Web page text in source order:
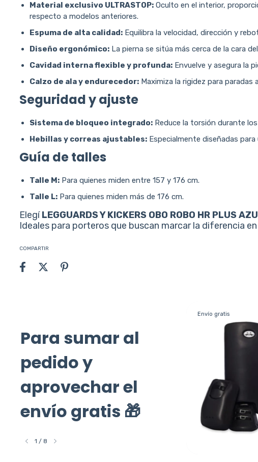
Material exclusivo ULTRASTOP: Oculto en el interior,
respecto a modelos anteriores.
Espuma de alta calidad: Equilibra la velocidad, dirección y
Diseño ergonómico: La pierna se sitúa más cerca de la cara
Cavidad interna flexible y profunda: Envuelve y asegura la
Calzo de ala y endurecedor: Maximiza la rigidez para
Seguridad y ajuste
Sistema de bloqueo integrado: Reduce la torsión durante
Hebillas y correas ajustables: Especialmente diseñadas
Guía de talles
Talle M: Para quienes miden entre 157 y 176 cm.
Talle L: Para quienes miden más de 176 cm.
ElegíLEGGUARDS Y KICKERS OBO ROBO HR PLUS
Ideales para porteros que buscan marcar la diferencia
COMPARTIR
Para sumar al
pedido y
aprovechar el
envío gratis 🎁
1 / 8
Envío gratis